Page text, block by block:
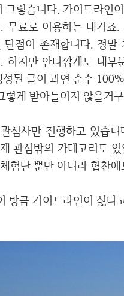
그렇습니다. 가이드라인
무료로 이용하는 대가
단점이 존재합니다. 정
하지만 안타깝게도 대
된 글이 과연 순수
렇게 받아들이지 않을거
관심밖의 카테고리도
험단 뿐만 아니라 협찬
이 방금 가이드라인이 싫